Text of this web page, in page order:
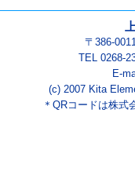
〒386-
TEL 0268-
E-
(c) 2007 Kita
＊QRコードは株式